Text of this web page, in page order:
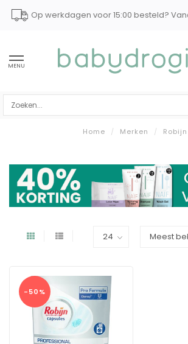
Op werkdagen voor 15:00 besteld?
MENU
Home / Merken / Robijn
-50%